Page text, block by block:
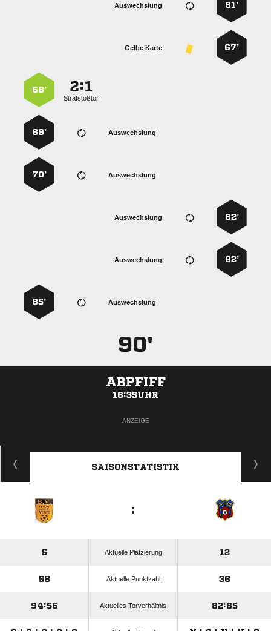
61’
Auswechslung
67’
Gelbe Karte
:
Strafstoßtor
68’
Auswechslung
69’
Auswechslung
70’
82’
Auswechslung
82’
Auswechslung
Auswechslung
85’
90'
ABPFIFF
16:35UHR
ANZEIGE
SAISONSTATISTIK
:
5 Aktuelle Platzierung 12
58 Aktuelle Punktzahl 36
94:56 Aktuelles Torverhältnis 82:85